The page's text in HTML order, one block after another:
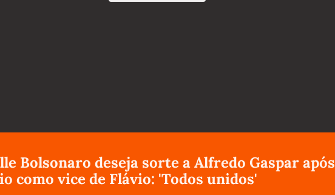
Bolsonaro deseja sorte a Alfredo Gaspar após
como vice de Flávio: 'Todos unidos'